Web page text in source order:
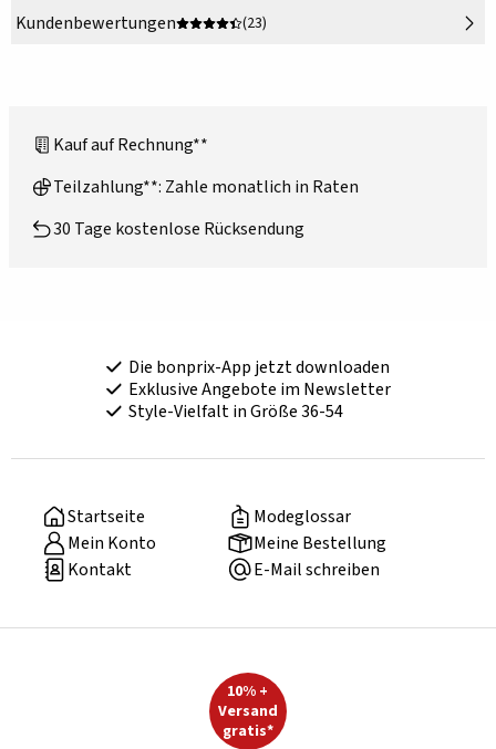
Kundenbewertungen
(23)
Kauf auf Rechnung**
Teilzahlung**: Zahle monatlich in Raten
30 Tage kostenlose Rücksendung
Die bonprix-App jetzt downloaden
Exklusive Angebote im Newsletter
Style-Vielfalt in Größe 36-54
Startseite
Modeglossar
Mein Konto
Meine Bestellung
Kontakt
E-Mail schreiben
10% +
Versand
gratis*